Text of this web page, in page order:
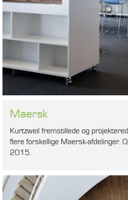
Maersk
Kurtzweil fremstillede og
flere forskellige Maersk-afdelinger.
2015.